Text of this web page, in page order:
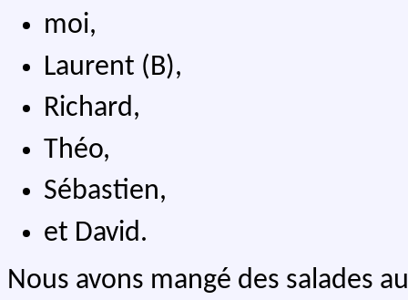
moi,
Laurent (B),
Richard,
Théo,
Sébastien,
et David.
Nous avons mangé des salades